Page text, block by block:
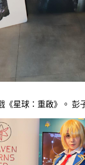
《星球：重啟》。 彭